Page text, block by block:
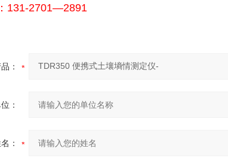
131-2701—2891
：
：
：